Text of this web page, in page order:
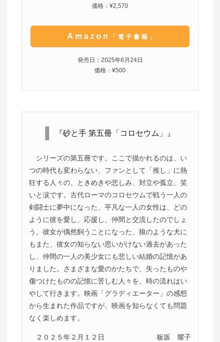
価格：¥2,570
Amazon 「電子書籍」
発売日：2025年6月24日
価格：¥500
『砂と手 第五冊「コロセウム」』
シリーズの第五冊です。ここで描かれるのは、い
つの時代も変わらない、ファンとして「推し」に熱
狂する人々の、ときめきや悲しみ、対立や孤立、笑
いと涙です。古代ローマのコロセウムで戦う一人の
剣闘士に夢中になった、平凡な一人の女性は、どの
ように彼を愛し、応援し、仲間と交流したのでしょ
う。彼女が偶然飼うことになった、狼のような犬に
もまた、彼女の知らない思いがけない過去があった
し、仲間の一人の美少女にも悲しい結婚の記憶があ
りました。さまざまな愛のかたちで、失ったものや
傷つけたものの記憶に苦しむ人々を、時の流れはい
やして行きます。映画「グラディエーター」の感想
から生まれた作品ですが、映画を知らなくても問題
なく楽しめます。
２０２５年２月１２日 板坂 耀子